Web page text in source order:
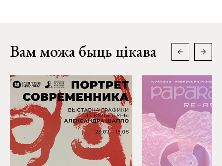
Вам можа быць цікава